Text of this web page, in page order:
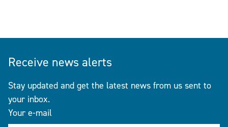
Receive news alerts
Stay updated and get the latest news from us sent to
your inbox.
Your e-mail